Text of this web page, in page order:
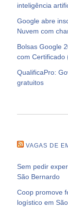
inteligência
Google abre
Nuvem com
Bolsas Google
com Certificado
QualificaPro:
gratuitos
VAGAS DE
Sem pedir
São Bernardo
Coop promove
logístico em